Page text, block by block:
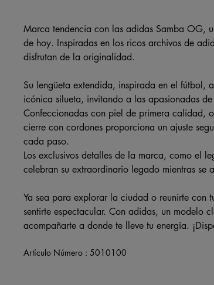
Marca tendencia con las adidas Samba OG,
de hoy. Inspiradas en los ricos archivos de
disfrutan de la originalidad.
Su lengüeta extendida, inspirada en el fútbol,
icónica silueta, invitando a las apasionadas
Confeccionadas con piel de primera calidad,
cierre con cordones proporciona un ajuste
cada paso.
Los exclusivos detalles de la marca, como el
celebran su extraordinario legado mientras se
Ya sea para explorar la ciudad o reunirte con
sentirte espectacular. Con adidas, un modelo
acompañarte a donde te lleve tu energía.
Artículo Número : 5010100